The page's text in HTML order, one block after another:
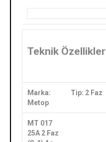
Teknik Özellikler
Marka:
Metop
Tip: 2 Faz
MT 017
25A 2 Faz